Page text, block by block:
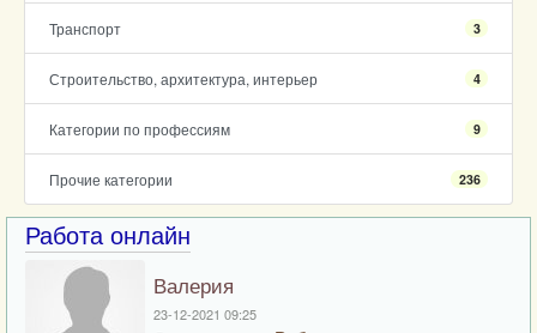
Транспорт 3
Строительство, архитектура, интерьер 4
Категории по профессиям 9
Прочие категории 236
Работа онлайн
Валерия
23-12-2021 09:25